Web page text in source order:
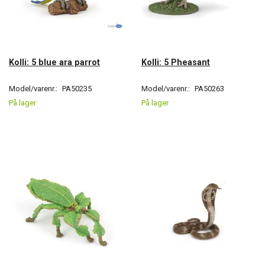
Kolli: 5 blue ara parrot
Model/varenr.: PA50235
På lager
Kolli: 5 Pheasant
Model/varenr.: PA50263
På lager